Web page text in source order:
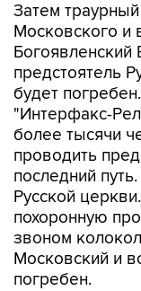
Затем
Московского и
Богоявленский
предстоятель
будет
"Интерфакс-
более тысячи
проводить
последний
Русской
похоронную
звоном
Московский и
погребен.